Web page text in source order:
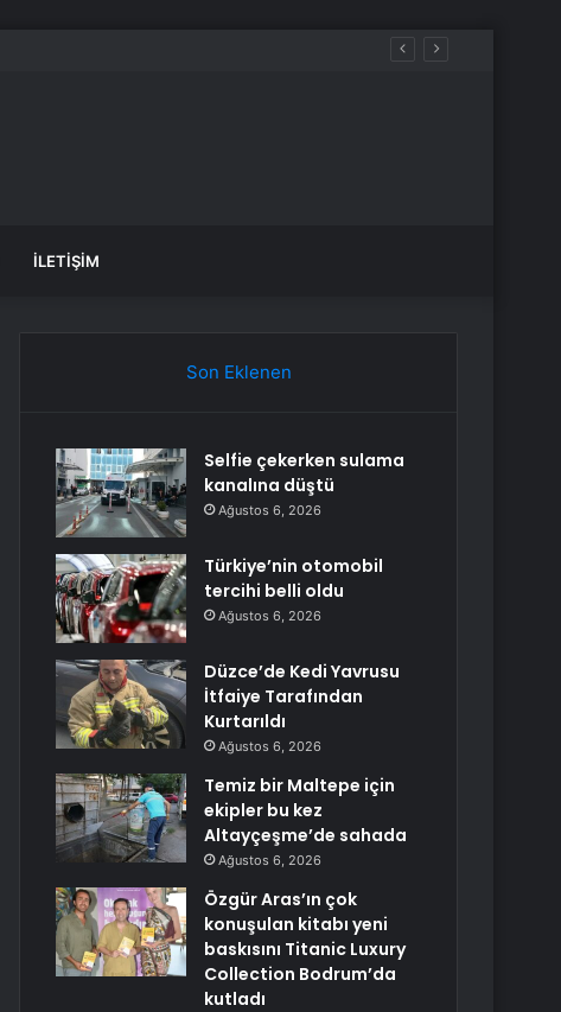
İLETIŞIM
Son Eklenen
Selfie çekerken sulama
kanalına düştü
Ağustos 6, 2026
Türkiye’nin otomobil
tercihi belli oldu
Ağustos 6, 2026
Düzce’de Kedi Yavrusu
İtfaiye Tarafından
Kurtarıldı
Ağustos 6, 2026
Temiz bir Maltepe için
ekipler bu kez
Altayçeşme’de sahada
Ağustos 6, 2026
Özgür Aras’ın çok
konuşulan kitabı yeni
baskısını Titanic Luxury
Collection Bodrum’da
kutladı